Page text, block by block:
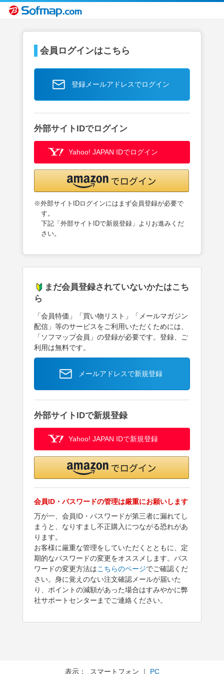
会員ログインはこちら
登録メールアドレスでログイン
外部サイトIDでログイン
Yahoo! JAPAN IDでログイン
※外部サイトIDログインにはまず会員登録が必要で
す。
下記「外部サイトIDで新規登録」よりお進みくだ
さい。
まだ会員登録されていないかたはこち
ら
「会員特価」「買い物リスト」「メールマガジン
配信」等のサービスをご利用いただくためには、
「ソフマップ会員」の登録が必要です。登録、ご
利用は無料です。
メールアドレスで新規登録
外部サイトIDで新規登録
Yahoo! JAPAN IDで新規登録
会員ID・パスワードの管理は厳重にお願いします
万が一、会員ID・パスワードが第三者に漏れてし
まうと、なりすまし不正購入につながる恐れがあ
ります。
お客様に厳重な管理をしていただくとともに、定
期的なパスワードの変更をオススメします。パス
ワードの変更方法はこちらのページでご確認くだ
さい。身に覚えのない注文確認メールが届いた
り、ポイントの減額があった場合はすみやかに弊
社サポートセンターまでご連絡ください。
表示： スマートフォン ｜ PC